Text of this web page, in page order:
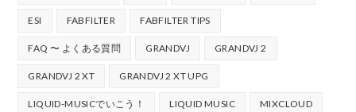
ESI FABFILTER FABFILTER TIPS
FAQ 〜 よくある質問 GRANDVJ GRANDVJ 2
GRANDVJ 2 XT GRANDVJ 2 XT UPG
LIQUID-MUSICでいこう！ LIQUID MUSIC MIXCLOUD